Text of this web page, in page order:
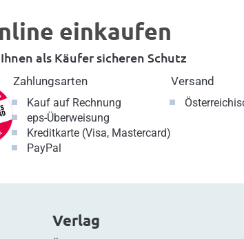
einkaufen
als Käufer sicheren Schutz
Zahlungsarten
Kauf auf Rechnung
eps-Überweisung
Kreditkarte (Visa, Mastercard)
PayPal
Versand
Verlag